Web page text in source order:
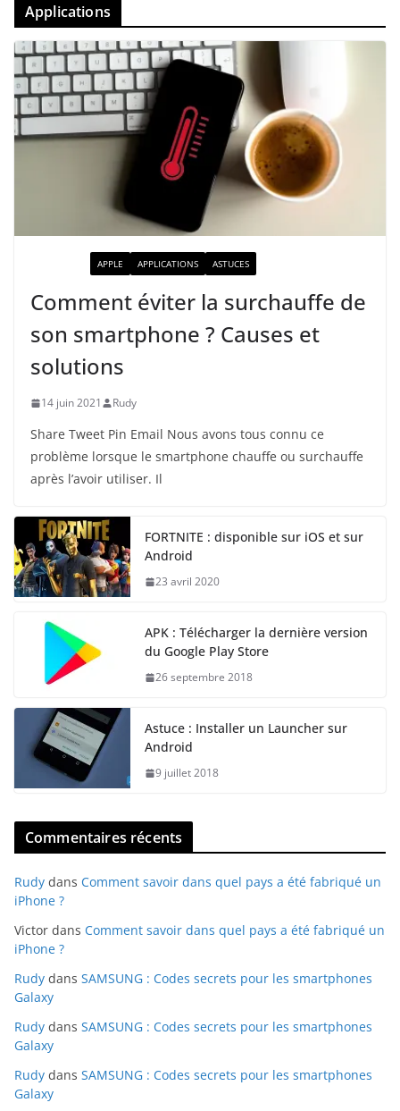
Applications
APPLE APPLICATIONS ASTUCES
Comment éviter la surchauffe de
son smartphone ? Causes et
solutions
14 juin 2021 Rudy
Share Tweet Pin Email Nous avons tous connu ce
problème lorsque le smartphone chauffe ou surchauffe
après l’avoir utiliser. Il
FORTNITE : disponible sur iOS et sur
Android
23 avril 2020
APK : Télécharger la dernière version
du Google Play Store
26 septembre 2018
Astuce : Installer un Launcher sur
Android
9 juillet 2018
Commentaires récents
Rudy dans Comment savoir dans quel pays a été fabriqué un
iPhone ?
Victor dans Comment savoir dans quel pays a été fabriqué un
iPhone ?
Rudy dans SAMSUNG : Codes secrets pour les smartphones
Galaxy
Rudy dans SAMSUNG : Codes secrets pour les smartphones
Galaxy
Rudy dans SAMSUNG : Codes secrets pour les smartphones
Galaxy